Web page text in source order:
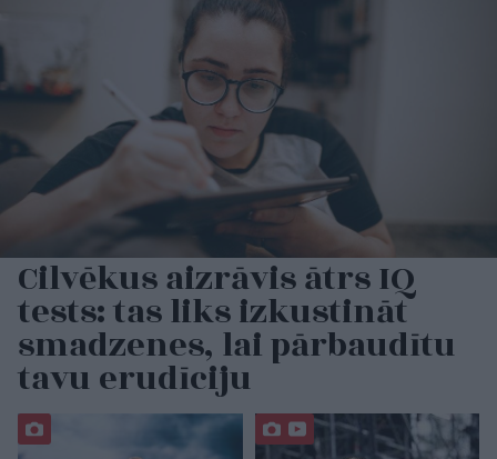
Cilvēkus aizrāvis ātrs IQ
tests: tas liks izkustināt
smadzenes, lai pārbaudītu
tavu erudīciju